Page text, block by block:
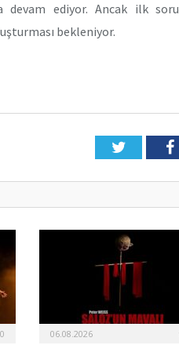
ediyor. Ancak ilk
bekleniyor.
Twitter
0 06.08.2026